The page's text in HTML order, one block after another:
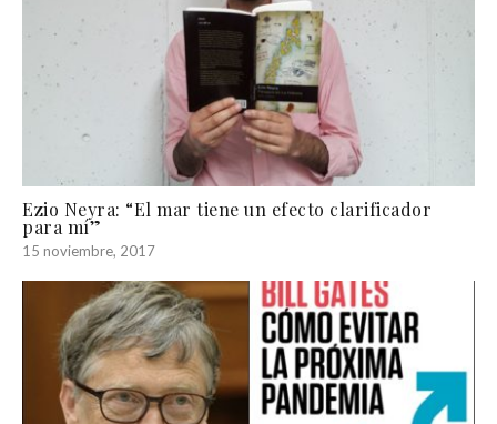
Ezio Neyra: “El mar tiene un efecto clarificador
para mí”
15 noviembre, 2017